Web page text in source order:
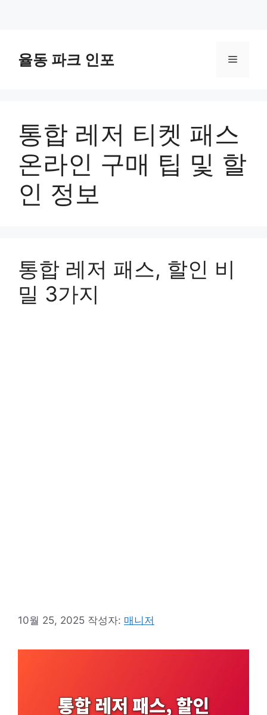
율동 파크 인포 메
통합 레저 티켓 패스
온라인 구매 팁 및 할
인 정보
통합 레저 패스, 할인 비
밀 3가지
10월 25, 2025 작성자: 매니저